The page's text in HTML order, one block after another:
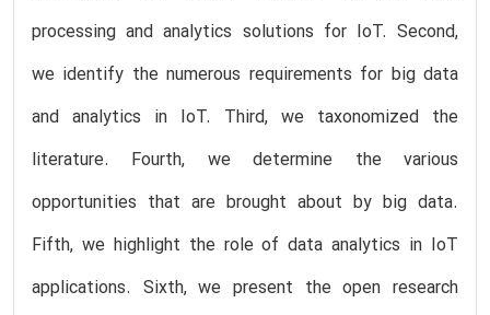
processing and analytics solutions for IoT. Second,
we identify the numerous requirements for big data
and analytics in IoT. Third, we taxonomized the
literature. Fourth, we determine the various
opportunities that are brought about by big data.
Fifth, we highlight the role of data analytics in IoT
applications. Sixth, we present the open research